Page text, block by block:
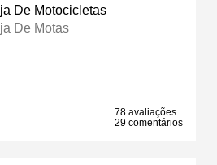
De Motocicletas
De Motas
78 avaliações
29 comentários